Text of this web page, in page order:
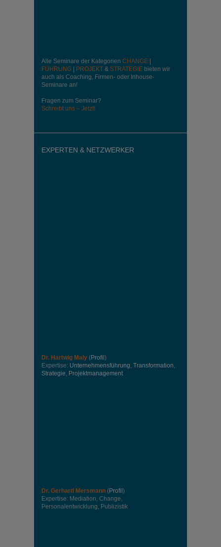
Alle Seminare der Kategorien CHANGE
FÜHRUNG
PROJEKT & STRATEGIE bieten wir
auch als Coaching, Firmen- oder Inhouse-
Seminare an!
Fragen zum Seminar?
Schreibt uns – Jetzt!
EXPERTEN & NETZWERKER
Dr. Hartwig Maly (Profil )
Expertise: Unternehmensführung, Transformation,
Strategie, Projektmanagement
Dr. Gerhard Mersmann (Profil )
Expertise: Mediation, Change,
Personalentwicklung, Publizistik